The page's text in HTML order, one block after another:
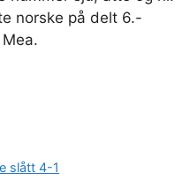
norske på delt 6.-
slått 4-1